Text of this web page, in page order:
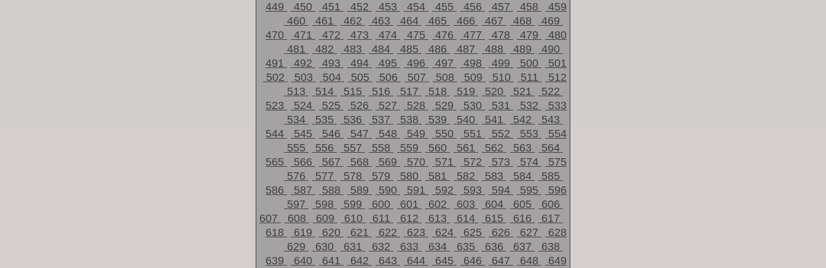
449
450 451 452 453 454 455 456 457 458
459
460
461 462 463 464 465 466 467 468
469
470
471 472 473 474 475 476 477 478 479
480
481
482 483 484 485 486 487 488 489
490
491
492 493 494 495 496 497 498 499 500
501
502
503 504 505 506 507 508 509 510 511
512
513
514 515 516 517 518 519 520 521
522
523
524 525 526 527 528 529 530 531 532
533
534
535 536 537 538 539 540 541 542
543
544
545 546 547 548 549 550 551 552 553
554
555
556 557 558 559 560 561 562 563
564
565
566 567 568 569 570 571 572 573 574
575
576
577 578 579 580 581 582 583 584
585
586
587 588 589 590 591 592 593 594 595
596
597
598 599 600 601 602 603 604 605
606
607
608 609 610 611 612 613 614 615 616
617
618
619 620 621 622 623 624 625 626 627
628
629
630 631 632 633 634 635 636 637
638
639
640 641 642 643 644 645 646 647 648
649